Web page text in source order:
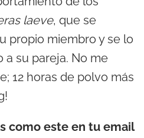
laeve, que se
propio miembro y se lo
su pareja. No me
12 horas de polvo más
como este en tu email